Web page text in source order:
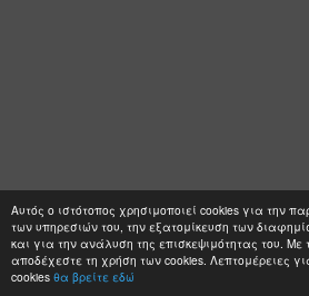
Αυτός ο ιστότοπος χρησιμοποιεί cookies για την
των υπηρεσιών του, την εξατομίκευση των
και για την ανάλυση της επισκεψιμότητας του. Με
αποδέχεστε τη χρήση των cookies. Λεπτομέρειες
cookies θα βρείτε εδώ